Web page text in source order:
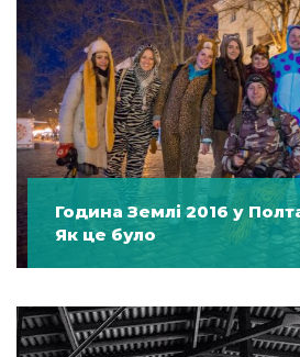
Година Землі 2016 у
Як це було